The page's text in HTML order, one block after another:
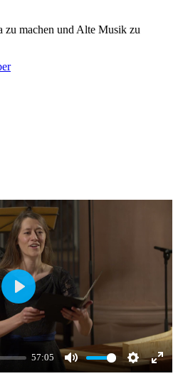
zu machen und Alte Musik zu
57:05
Mute Settings
Play